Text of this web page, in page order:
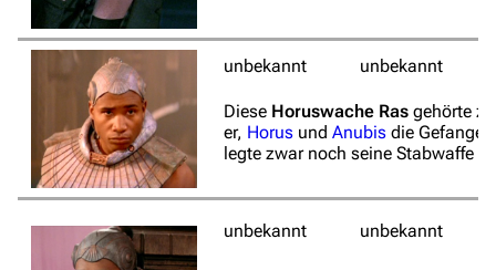
unbekannt unbekannt
Diese Horuswache Ras gehörte
er, Horus und Anubis die
legte zwar noch seine Stabwaffe
unbekannt unbekannt